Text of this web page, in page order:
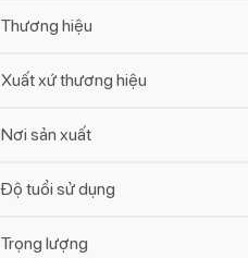
Thương hiệu
Xuất xứ thương hiệu
Nơi sản xuất
Độ tuổi sử dụng
Trọng lượng